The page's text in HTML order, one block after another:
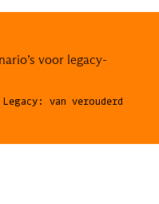
voor legacy-
van verouderd